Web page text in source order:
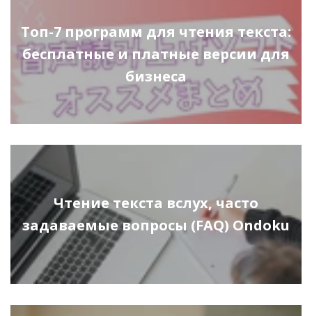
Топ-7 программ для чтения текста:
бесплатные и платные версии для
бизнеса
Чтение текста вслух, часто
задаваемые вопросы (FAQ) Ondoku